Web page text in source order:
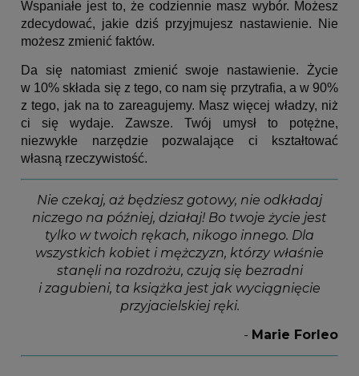
Wspaniałe jest to, że codziennie masz wybór. Możesz
zdecydować, jakie dziś przyjmujesz nastawienie. Nie
możesz zmienić faktów.
Da się natomiast zmienić swoje nastawienie. Życie
w 10% składa się z tego, co nam się przytrafia, a w 90%
z tego, jak na to zareagujemy. Masz więcej władzy, niż
ci się wydaje. Zawsze. Twój umysł to potężne,
niezwykłe narzędzie pozwalające ci kształtować
własną rzeczywistość.
Nie czekaj, aż będziesz gotowy, nie odkładaj
niczego na później, działaj! Bo twoje życie jest
tylko w twoich rękach, nikogo innego. Dla
wszystkich kobiet i mężczyzn, którzy właśnie
stanęli na rozdrożu, czują się bezradni
i zagubieni, ta książka jest jak wyciągnięcie
przyjacielskiej ręki.
- Marie Forleo